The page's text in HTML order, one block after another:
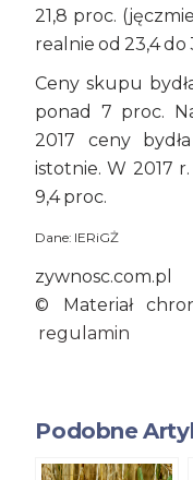
21,8 proc.
realnie od 23,4 do
Ceny skupu
ponad 7 proc.
2017 ceny
istotnie. W 2017
9,4 proc.
Dane: IERiGŻ
zywnosc.com.pl
© Materiał
regulamin
Podobne